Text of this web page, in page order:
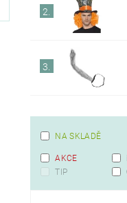
2.
3.
NA SKLADĚ
AKCE
TIP